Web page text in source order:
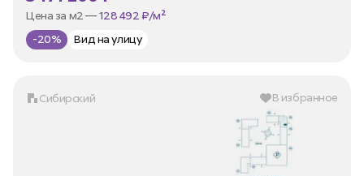
В ипотеку —от 15 210 ₽/мес
Цена за м2 —
-20% Вид на улицу
Сибирский В избранное